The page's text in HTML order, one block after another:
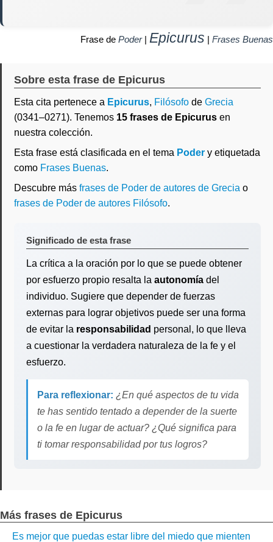
Frase de Poder| Epicurus | Frases Buenas
Sobre esta frase de Epicurus
Esta cita pertenece a Epicurus, Filósofo de Grecia
(0341–0271). Tenemos 15 frases de Epicurus en
nuestra colección.
Esta frase está clasificada en el tema Poder y etiquetada
como Frases Buenas.
Descubre más frases de Poder de autores de Grecia o
frases de Poder de autores Filósofo.
Significado de esta frase
La crítica a la oración por lo que se puede obtener
por esfuerzo propio resalta la autonomía del
individuo. Sugiere que depender de fuerzas
externas para lograr objetivos puede ser una forma
de evitar la responsabilidad personal, lo que lleva
a cuestionar la verdadera naturaleza de la fe y el
esfuerzo.
Para reflexionar: ¿En qué aspectos de tu vida
te has sentido tentado a depender de la suerte
o la fe en lugar de actuar? ¿Qué significa para
ti tomar responsabilidad por tus logros?
Más frases de Epicurus
Es mejor que puedas estar libre del miedo que mienten